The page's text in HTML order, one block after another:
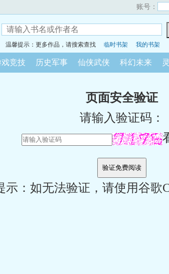
账号：
温馨提示：更多作品，请搜索查找 临时书架 我的书架
竞技 历史军事 仙侠武侠 科幻未来
页面安全验证
请输入验证码：
示：如无法验证，请使用谷歌